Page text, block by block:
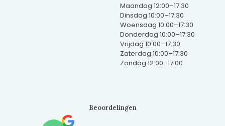
Maandag 12:00–17:30
Dinsdag 10:00–17:30
Woensdag 10:00–17:30
Donderdag 10:00–17:30
Vrijdag 10:00–17:30
Zaterdag 10:00–17:30
Zondag 12:00–17:00
Beoordelingen